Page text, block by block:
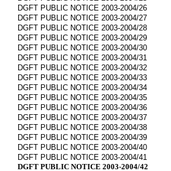
DGFT PUBLIC NOTICE 2003-2004/26
DGFT PUBLIC NOTICE 2003-2004/27
DGFT PUBLIC NOTICE 2003-2004/28
DGFT PUBLIC NOTICE 2003-2004/29
DGFT PUBLIC NOTICE 2003-2004/30
DGFT PUBLIC NOTICE 2003-2004/31
DGFT PUBLIC NOTICE 2003-2004/32
DGFT PUBLIC NOTICE 2003-2004/33
DGFT PUBLIC NOTICE 2003-2004/34
DGFT PUBLIC NOTICE 2003-2004/35
DGFT PUBLIC NOTICE 2003-2004/36
DGFT PUBLIC NOTICE 2003-2004/37
DGFT PUBLIC NOTICE 2003-2004/38
DGFT PUBLIC NOTICE 2003-2004/39
DGFT PUBLIC NOTICE 2003-2004/40
DGFT PUBLIC NOTICE 2003-2004/41
DGFT PUBLIC NOTICE 2003-2004/42